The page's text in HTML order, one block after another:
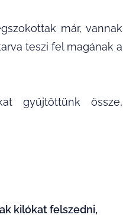
már, vannak
teszi fel magának a
gyűjtöttünk össze,
kilókat felszedni,